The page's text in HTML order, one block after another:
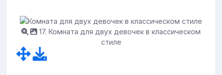
17. Комната для двух девочек в классическом
стиле